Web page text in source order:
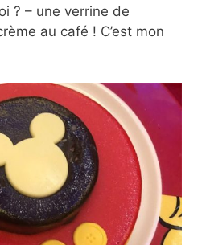
? – une verrine de
au café ! C’est mon